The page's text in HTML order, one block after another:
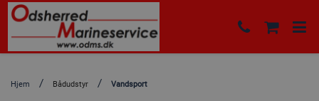
Hjem Bådudstyr Vandsport